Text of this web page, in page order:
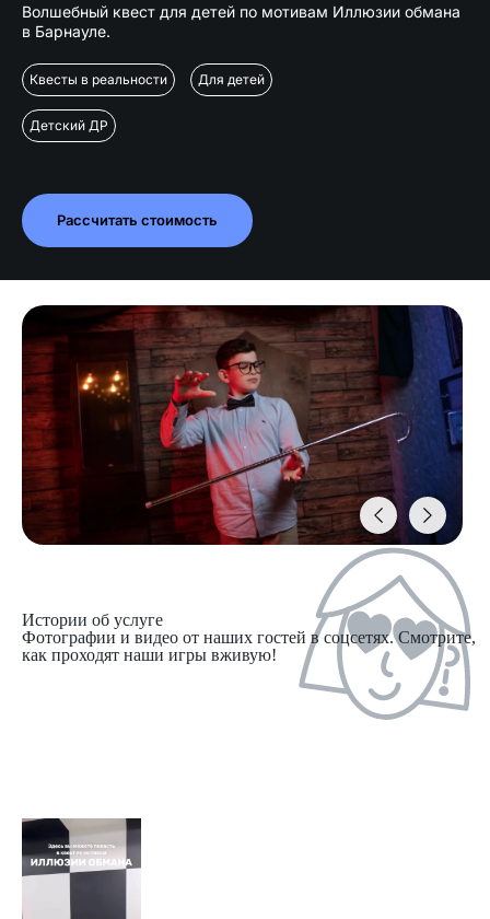
Волшебный квест для детей по мотивам Иллюзии обмана
в Барнауле.
Квесты в реальности Для детей
Детский ДР
Рассчитать стоимость
Истории об услуге
Фотографии и видео от наших гостей в соцсетях. Смотрите,
как проходят наши игры вживую!